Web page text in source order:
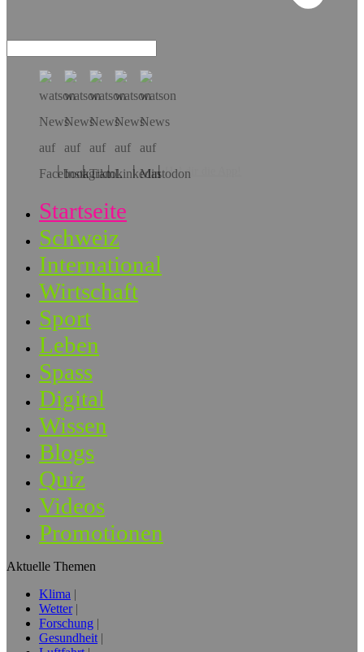
Hol dir die App!
Startseite
Schweiz
International
Wirtschaft
Sport
Leben
Spass
Digital
Wissen
Blogs
Quiz
Videos
Promotionen
Aktuelle Themen
Klima
Wetter
Forschung
Gesundheit